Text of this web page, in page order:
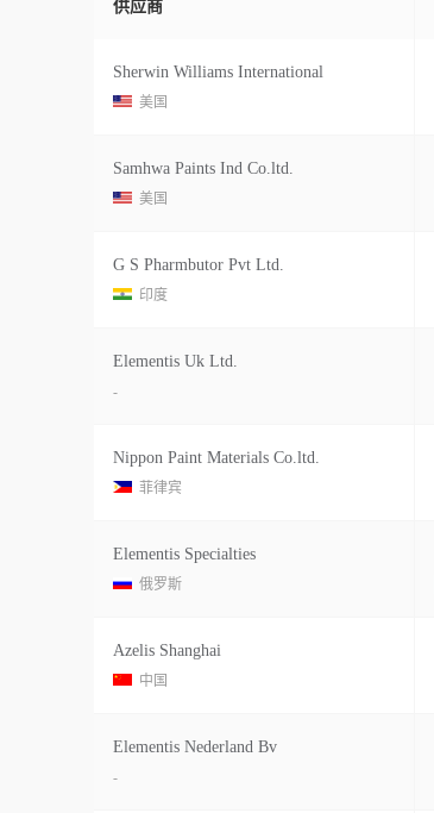
供应商
Sherwin Williams International
美国
Samhwa Paints Ind Co.ltd.
美国
G S Pharmbutor Pvt Ltd.
印度
Elementis Uk Ltd.
-
Nippon Paint Materials Co.ltd.
菲律宾
Elementis Specialties
俄罗斯
Azelis Shanghai
中国
Elementis Nederland Bv
-